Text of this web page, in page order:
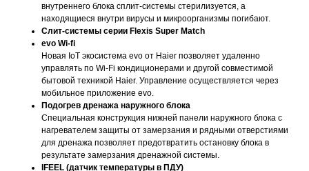
внутреннего блока сплит-системы стерилизуется, а
находящиеся внутри вирусы и микроорганизмы погибают.
Слит-системы серии Flexis Super Match
evo Wi-fi
Новая IoT экосистема evo от Haier позволяет удаленно
управлять по Wi-Fi кондиционерами и другой совместимой
бытовой техникой Haier. Управление осуществляется через
мобильное приложение evo.
Подогрев дренажа наружного блока
Специальная конструкция нижней панели наружного блока с
нагревателем защиты от замерзания и рядными отверстиями
для дренажа позволяет предотвратить остановку блока в
результате замерзания дренажной системы.
IFEEL (датчик температуры в ПДУ)